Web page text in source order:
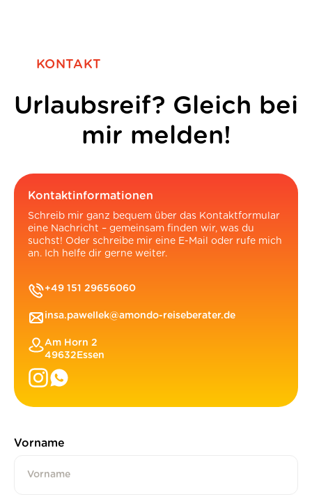
KONTAKT
Urlaubsreif? Gleich bei
mir melden!
Kontaktinformationen
Schreib mir ganz bequem über das Kontaktformular
eine Nachricht – gemeinsam finden wir, was du
suchst! Oder schreibe mir eine E-Mail oder rufe mich
an. Ich helfe dir gerne weiter.
+49 151 29656060
insa.pawellek@amondo-reiseberater.de
Am Horn 2
49632Essen
Vorname